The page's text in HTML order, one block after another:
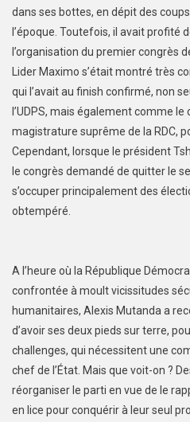
dans ses bottes, en dépit des
l’époque. Toutefois, il avait profité
l’organisation du premier congrès
Lider Maximo s’était montré très
qui l’avait au finish confirmé, non
l’UDPS, mais également comme
magistrature suprême de la RDC,
Cependant, lorsque le président
le congrès demandé de quitter le
s’occuper principalement des
obtempéré.
A l’heure où la République
confrontée à moult vicissitudes
humanitaires, Alexis Mutanda a
d’avoir ses deux pieds sur terre,
challenges, qui nécessitent une
chef de l’État. Mais que voit-on ?
réorganiser le parti en vue de le
en lice pour conquérir à leur seul